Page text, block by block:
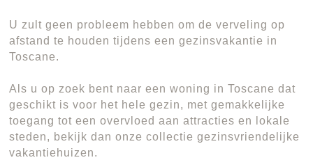
U zult geen probleem hebben om de verveling op
afstand te houden tijdens een gezinsvakantie in
Toscane.
Als u op zoek bent naar een woning in Toscane dat
geschikt is voor het hele gezin, met gemakkelijke
toegang tot een overvloed aan attracties en lokale
steden, bekijk dan onze collectie gezinsvriendelijke
vakantiehuizen.